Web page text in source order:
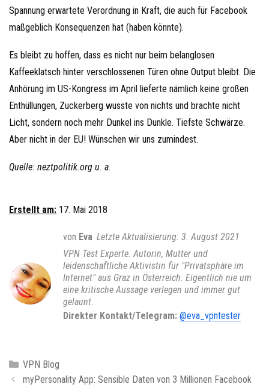
Spannung erwartete Verordnung in Kraft, die auch für Facebook
maßgeblich Konsequenzen hat (haben könnte).
Es bleibt zu hoffen, dass es nicht nur beim belanglosen
Kaffeeklatsch hinter verschlossenen Türen ohne Output bleibt. Die
Anhörung im US-Kongress im April lieferte nämlich keine großen
Enthüllungen, Zuckerberg wusste von nichts und brachte nicht
Licht, sondern noch mehr Dunkel ins Dunkle. Tiefste Schwärze.
Aber nicht in der EU! Wünschen wir uns zumindest.
Quelle: neztpolitik.org u. a.
Erstellt am: 17. Mai 2018
von Eva
3. August 2021
VPN Test Experte. Autorin, Mutter und
leidenschaftliche Aktivistin für "Privatsphäre im
Internet" aus Graz in Österreich. Eigentlich nie um
eine kritische Aussage verlegen und immer gut
gelaunt.
Direkter Kontakt/Telegram: @eva_vpntester
K
a
VPN Blog
B
myPersonality App: Sensible Daten von 3 Millionen Facebook